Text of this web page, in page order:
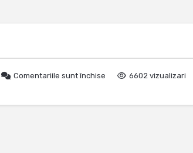
Comentariile sunt închise 6602 vizualizari